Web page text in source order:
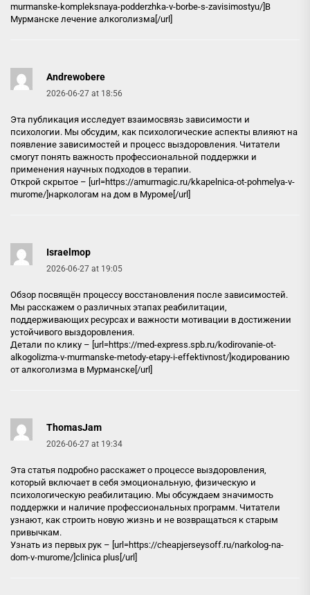
murmanske-kompleksnaya-podderzhka-v-borbe-s-zavisimostyu/]В
Мурманске лечение алкоголизма[/url]
Andrewobere
2026-06-27 at 18:56
Эта публикация исследует взаимосвязь зависимости и
психологии. Мы обсудим, как психологические аспекты влияют на
появление зависимостей и процесс выздоровления. Читатели
смогут понять важность профессиональной поддержки и
применения научных подходов в терапии.
Открой скрытое – [url=https://amurmagic.ru/kkapelnica-ot-pohmelya-v-
murome/]наркологам на дом в Муроме[/url]
Israelmop
2026-06-27 at 19:05
Обзор посвящён процессу восстановления после зависимостей.
Мы расскажем о различных этапах реабилитации,
поддерживающих ресурсах и важности мотивации в достижении
устойчивого выздоровления.
Детали по клику – [url=https://med-express.spb.ru/kodirovanie-ot-
alkogolizma-v-murmanske-metody-etapy-i-effektivnost/]кодированию
от алкоголизма в Мурманске[/url]
ThomasJam
2026-06-27 at 19:34
Эта статья подробно расскажет о процессе выздоровления,
который включает в себя эмоциональную, физическую и
психологическую реабилитацию. Мы обсуждаем значимость
поддержки и наличие профессиональных программ. Читатели
узнают, как строить новую жизнь и не возвращаться к старым
привычкам.
Узнать из первых рук – [url=https://cheapjerseysoff.ru/narkolog-na-
dom-v-murome/]clinica plus[/url]